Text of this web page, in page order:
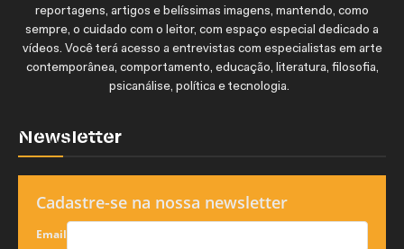
reportagens, artigos e belíssimas imagens, mantendo, como
sempre, o cuidado com o leitor, com espaço especial dedicado a
vídeos. Você terá acesso a entrevistas com especialistas em arte
contemporânea, comportamento, educação, literatura, filosofia,
psicanálise, política e tecnologia.
Newsletter
Cadastre-se na nossa newsletter
Email